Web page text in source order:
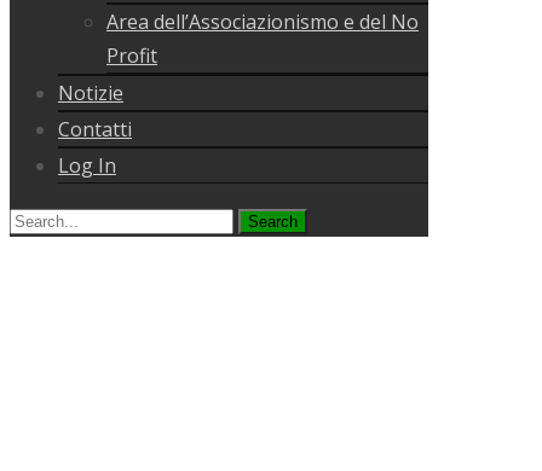
Area dell’Associazionismo e del No
Profit
Notizie
Contatti
Log In
Search